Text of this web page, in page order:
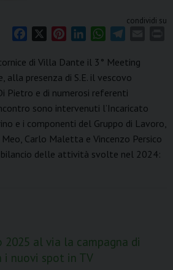
condividi su
c
e
b
o
o
k
n
t
e
r
e
s
t
n
k
e
d
I
n
W
a
t
s
A
p
p
l
e
g
r
a
m
di Villa Dante il 3° Meeting
alla presenza di S.E. il vescovo
Pietro e di numerosi referenti
sono intervenuti l’Incaricato
e i componenti del Gruppo di Lavoro,
Meo, Carlo Maletta e Vincenzo Persico
bilancio delle attività svolte nel 2024:
al via la campagna di
i nuovi spot in TV